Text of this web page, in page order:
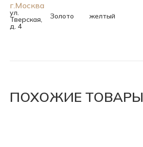
г.Москва
ул.
Тверская,
д. 4
Золото желтый
ПОХОЖИЕ ТОВАРЫ